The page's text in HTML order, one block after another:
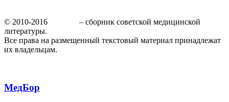
© 2010-2016
– сборник советской медицинской
литературы.
Все права на размещенный текстовый материал принадлежат
их владельцам.
МедБор